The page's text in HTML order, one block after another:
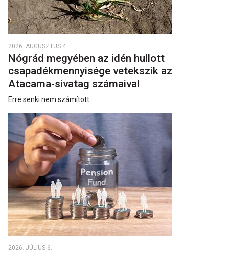
2026. AUGUSZTUS 4.
Nógrád megyében az idén hullott
csapadékmennyisége vetekszik az
Atacama‑sivatag számaival
Erre senki nem számított.
2026. JÚLIUS 6.